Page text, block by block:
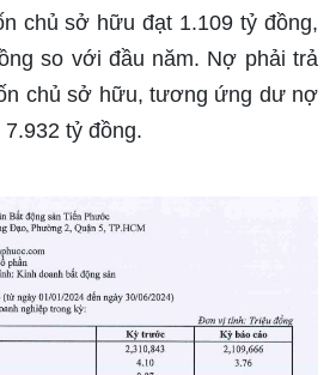
chủ sở hữu đạt 1.109 tỷ đồng,
so với đầu năm. Nợ phải trả
chủ sở hữu, tương ứng dư nợ
tỷ đồng.